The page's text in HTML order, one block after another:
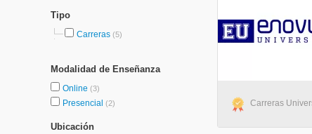
Tipo
Carreras (5)
Modalidad de Enseñanza
Online (3)
Presencial (2)
Ubicación
Carreras